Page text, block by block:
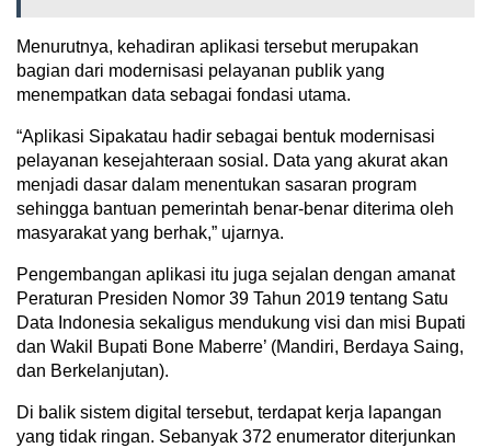
Menurutnya, kehadiran aplikasi tersebut merupakan
bagian dari modernisasi pelayanan publik yang
menempatkan data sebagai fondasi utama.
“Aplikasi Sipakatau hadir sebagai bentuk modernisasi
pelayanan kesejahteraan sosial. Data yang akurat akan
menjadi dasar dalam menentukan sasaran program
sehingga bantuan pemerintah benar-benar diterima oleh
masyarakat yang berhak,” ujarnya.
Pengembangan aplikasi itu juga sejalan dengan amanat
Peraturan Presiden Nomor 39 Tahun 2019 tentang Satu
Data Indonesia sekaligus mendukung visi dan misi Bupati
dan Wakil Bupati Bone Maberre’ (Mandiri, Berdaya Saing,
dan Berkelanjutan).
Di balik sistem digital tersebut, terdapat kerja lapangan
yang tidak ringan. Sebanyak 372 enumerator diterjunkan